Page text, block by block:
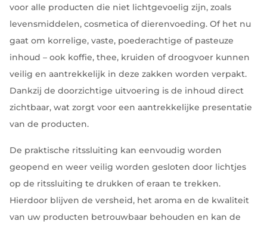
voor alle producten die niet lichtgevoelig zijn, zoals
levensmiddelen, cosmetica of dierenvoeding. Of het nu
gaat om korrelige, vaste, poederachtige of pasteuze
inhoud – ook koffie, thee, kruiden of droogvoer kunnen
veilig en aantrekkelijk in deze zakken worden verpakt.
Dankzij de doorzichtige uitvoering is de inhoud direct
zichtbaar, wat zorgt voor een aantrekkelijke presentatie
van de producten.
De praktische ritssluiting kan eenvoudig worden
geopend en weer veilig worden gesloten door lichtjes
op de ritssluiting te drukken of eraan te trekken.
Hierdoor blijven de versheid, het aroma en de kwaliteit
van uw producten betrouwbaar behouden en kan de